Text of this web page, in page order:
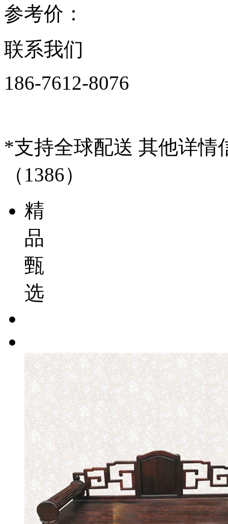
参考价：
联系我们
186-7612-8076
*支持全球配送 其他详
（1386）
精
品
甄
选